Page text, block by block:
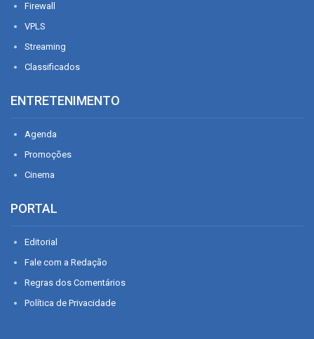
Firewall
VPLS
Streaming
Classificados
ENTRETENIMENTO
Agenda
Promoções
Cinema
PORTAL
Editorial
Fale com a Redação
Regras dos Comentários
Política de Privacidade